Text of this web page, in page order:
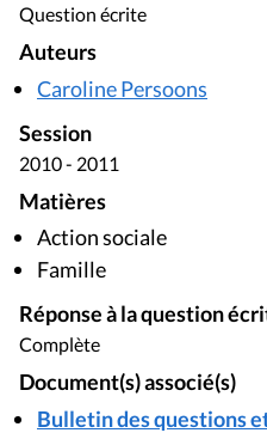
Question écrite
Auteurs
Caroline Persoons
Session
2010 - 2011
Matières
Action sociale
Famille
Réponse à la question
Complète
Document(s) associé(s)
Bulletin des questions